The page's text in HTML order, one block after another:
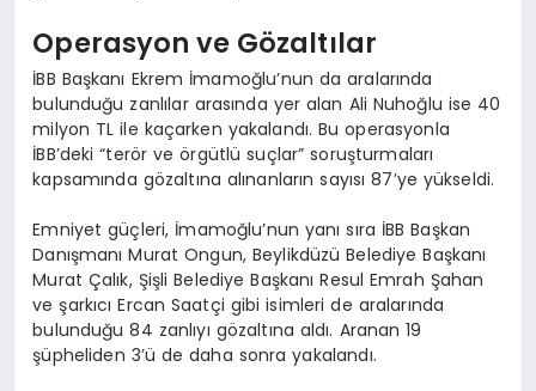
Operasyon ve Gözaltılar
İBB Başkanı Ekrem İmamoğlu’nun da aralarında
bulunduğu zanlılar arasında yer alan Ali Nuhoğlu ise 40
milyon TL ile kaçarken yakalandı. Bu operasyonla
İBB’deki “terör ve örgütlü suçlar” soruşturmaları
kapsamında gözaltına alınanların sayısı 87’ye yükseldi.
Emniyet güçleri, İmamoğlu’nun yanı sıra İBB Başkan
Danışmanı Murat Ongun, Beylikdüzü Belediye Başkanı
Murat Çalık, Şişli Belediye Başkanı Resul Emrah Şahan
ve şarkıcı Ercan Saatçi gibi isimleri de aralarında
bulunduğu 84 zanlıyı gözaltına aldı. Aranan 19
şüpheliden 3’ü de daha sonra yakalandı.